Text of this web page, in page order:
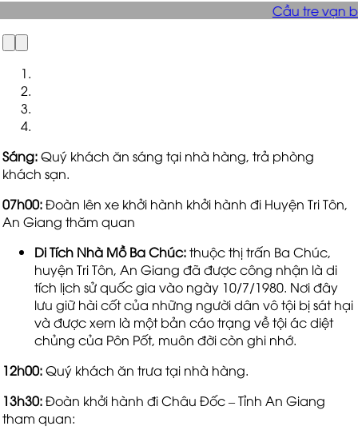
Sáng:Quý khách ăn sáng tại nhà hàng, trả phòng
khách sạn.
07h00:Đoàn lên xe khởi hành khởi hành đi Huyện Tri Tôn,
An Giang thăm quan
Di Tích Nhà Mồ Ba Chúc:thuộc thị trấn Ba Chúc,
huyện Tri Tôn, An Giang đã được công nhận là di
tích lịch sử quốc gia vào ngày 10/7/1980. Nơi đây
lưu giữ hài cốt của những người dân vô tội bị sát hại
và được xem là một bản cáo trạng về tội ác diệt
chủng của Pôn Pốt, muôn đời còn ghi nhớ.
12h00:Quý khách ăn trưa tại nhà hàng.
13h30:Đoàn khởi hành đi Châu Đốc – Tỉnh An Giang
tham quan: